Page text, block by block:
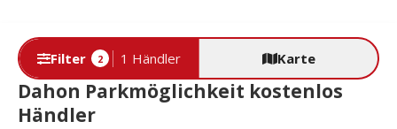
Filter 2 1 Händler Karte
Dahon Parkmöglichkeit kostenlos
Händler